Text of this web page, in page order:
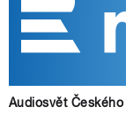
Audiosvět